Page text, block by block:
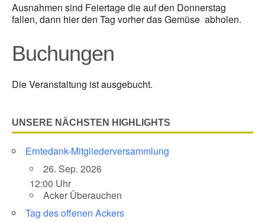
Ausnahmen sind Feiertage die auf den Donnerstag
fallen, dann hier den Tag vorher das Gemüse abholen.
Buchungen
Die Veranstaltung ist ausgebucht.
UNSERE NÄCHSTEN HIGHLIGHTS
Erntedank-Mitgliederversammlung
26. Sep. 2026
12:00 Uhr
Acker Überauchen
Tag des offenen Ackers